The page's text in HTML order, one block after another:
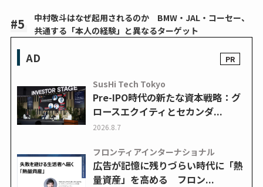
中村敬斗はなぜ起用されるのか BMW・JAL・コーセー、
共通する「本人の経験」と異なるターゲット
AD
SusHi Tech Tokyo
Pre-IPO時代の新たな資本戦略：グ
ロースエクイティとセカンダ...
2026.8.7
フロンティアインターナショナル
広告が記憶に残りづらい時代に「熱
量資産」を高める フロン...